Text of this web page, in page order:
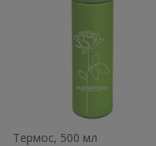
Термос, 500 мл